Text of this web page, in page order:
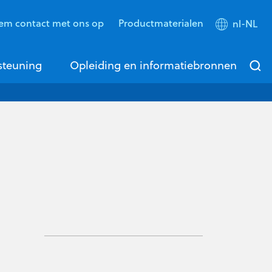
contact met ons op Productmaterialen nl-NL
Opleiding en informatiebronnen